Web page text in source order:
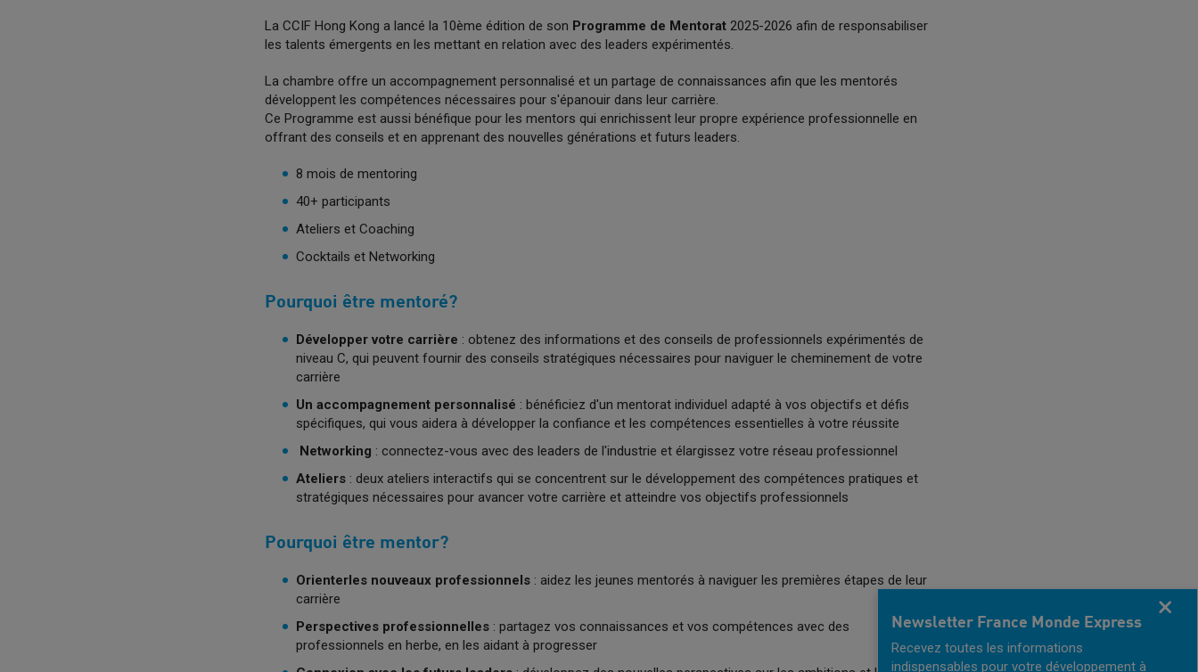
La CCIF Hong Kong a lancé la 10ème édition de son Programme de Mentorat 2025-2026 afin de responsabiliser
les talents émergents en les mettant en relation avec des leaders expérimentés.
La chambre offre un accompagnement personnalisé et un partage de connaissances afin que les mentorés
développent les compétences nécessaires pour s'épanouir dans leur carrière.
Ce Programme est aussi bénéfique pour les mentors qui enrichissent leur propre expérience professionnelle en
offrant des conseils et en apprenant des nouvelles générations et futurs leaders.
8 mois de mentoring
40+ participants
Ateliers et Coaching
Cocktails et Networking
Pourquoi être mentoré?
Développer votre carrière : obtenez des informations et des conseils de professionnels expérimentés de
niveau C, qui peuvent fournir des conseils stratégiques nécessaires pour naviguer le cheminement de votre
carrière
Un accompagnement personnalisé : bénéficiez d'un mentorat individuel adapté à vos objectifs et défis
spécifiques, qui vous aidera à développer la confiance et les compétences essentielles à votre réussite
Networking : connectez-vous avec des leaders de l'industrie et élargissez votre réseau professionnel
Ateliers : deux ateliers interactifs qui se concentrent sur le développement des compétences pratiques et
stratégiques nécessaires pour avancer votre carrière et atteindre vos objectifs professionnels
Pourquoi être mentor?
Orienterles nouveaux professionnels : aidez les jeunes mentorés à naviguer les premières étapes de leur
carrière
Perspectives professionnelles : partagez vos connaissances et vos compétences avec des
professionnels en herbe, en les aidant à progresser
Newsletter France Monde Express
Recevez toutes les informations
indispensables pour votre développement à